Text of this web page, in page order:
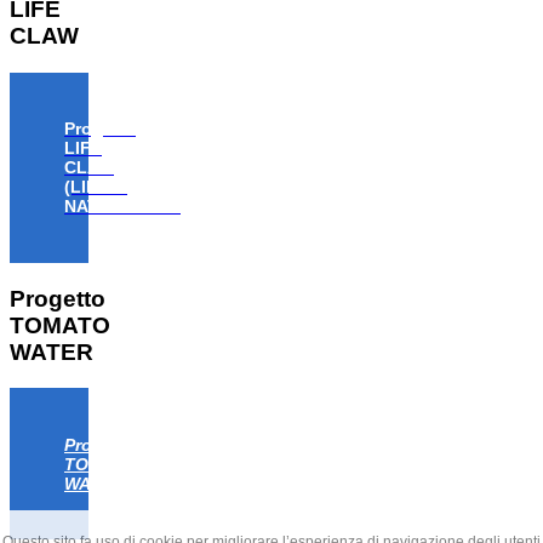
LIFE
CLAW
Progetto
LIFE
CLAW
(LIFE18
NAT/IT/000806)
Progetto
TOMATO
WATER
Progetto
TOMATO
WATER